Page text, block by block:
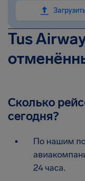
Tus
Сколько
сегодня?
По нашим
24 часа.